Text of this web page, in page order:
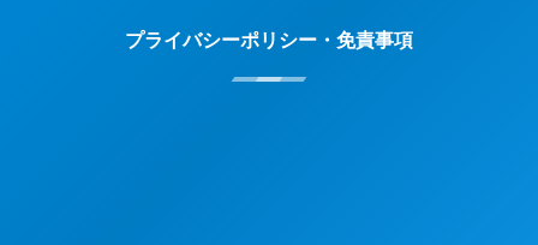
プライバシーポリシー・免責事項